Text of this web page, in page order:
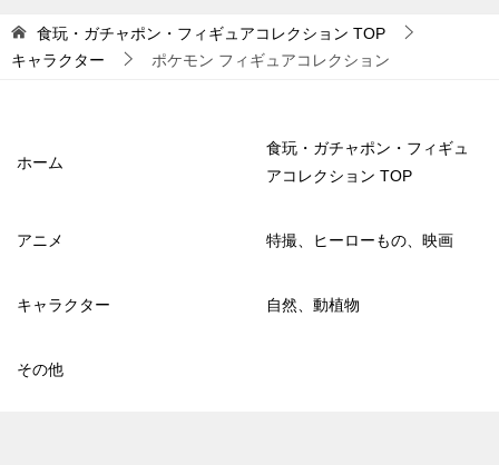
食玩・ガチャポン・フィギュアコレクション TOP
キャラクター
ポケモン フィギュアコレクション
ホーム
食玩・ガチャポン・フィギュ
アコレクション TOP
アニメ 特撮、ヒーローもの、映画
キャラクター 自然、動植物
その他